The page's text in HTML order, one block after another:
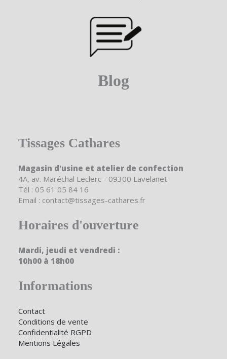
Blog
Tissages Cathares
Magasin d'usine et atelier de confection
4A, av. Maréchal Leclerc - 09300 Lavelanet
Tél : 05 61 05 84 16
Email : contact@tissages-cathares.fr
Horaires d'ouverture
Mardi, jeudi et vendredi :
10h00 à 18h00
Informations
Contact
Conditions de vente
Confidentialité RGPD
Mentions Légales